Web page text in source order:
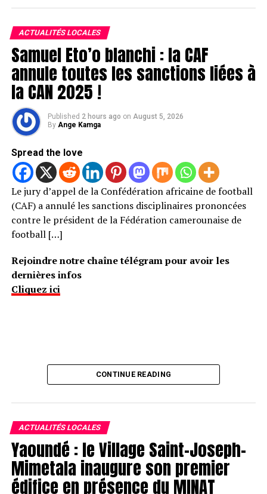
ACTUALITÉS LOCALES
Samuel Eto’o blanchi : la CAF
annule toutes les sanctions liées à
la CAN 2025 !
Published 2 hours ago on August 5, 2026
By Ange Kamga
Spread the love
Le jury d’appel de la Confédération africaine de football
(CAF) a annulé les sanctions disciplinaires prononcées
contre le président de la Fédération camerounaise de
football […]
Rejoindre notre chaîne télégram pour avoir les
dernières infos
Cliquez ici
CONTINUE READING
ACTUALITÉS LOCALES
Yaoundé : le Village Saint-Joseph-
Mimetala inaugure son premier
édifice en présence du MINAT